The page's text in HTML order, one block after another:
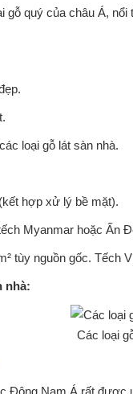
gỗ quý của châu Á,
loại gỗ lát sàn nhà.
hợp xử lý bề mặt).
Myanmar hoặc Ấn
tùy nguồn gốc.
nhà:
Các loại